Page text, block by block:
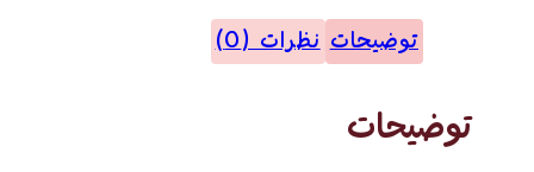
توضیحات نظرات (0)
توضیحات